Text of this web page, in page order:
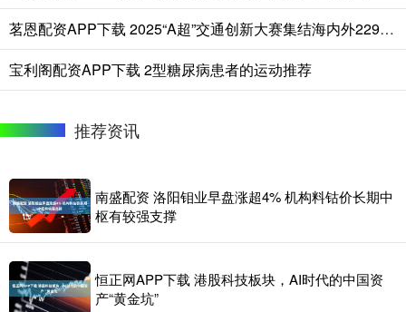
茗恩配资APP下载 2025“A超”交通创新大赛集结海内外229支队伍
宝利阁配资APP下载 2型糖尿病患者的运动推荐
推荐资讯
南盛配资 洛阳钼业早盘涨超4% 机构料钴价长期中
枢有较强支撑
恒正网APP下载 港股科技板块，AI时代的中国资
产“黄金坑”